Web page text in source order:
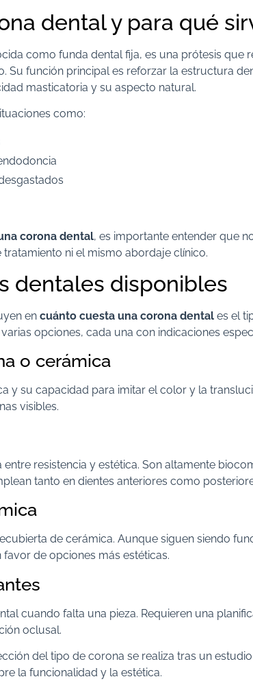
dental y para qué
como funda dental fija, es una prótesis que
Su función principal es reforzar la estructura
masticatoria y su aspecto natural.
como:
corona dental, es importante entender que
ni el mismo abordaje clínico.
dentales disponibles
en cuánto cuesta una corona dental es el
opciones, cada una con indicaciones
o cerámica
y su capacidad para imitar el color y la
visibles.
resistencia y estética. Son altamente
tanto en dientes anteriores como
de cerámica. Aunque siguen siendo
de opciones más estéticas.
cuando falta una pieza. Requieren una
oclusal.
del tipo de corona se realiza tras un
la funcionalidad y la estética.